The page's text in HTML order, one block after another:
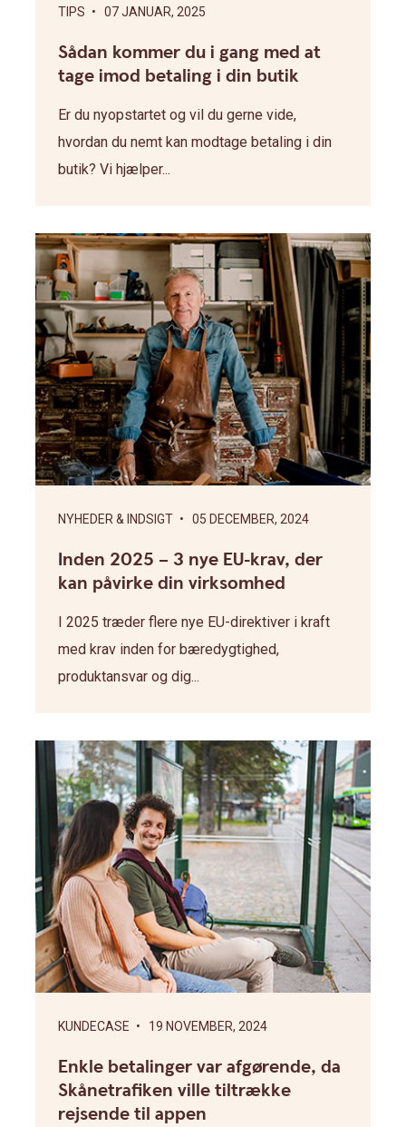
TIPS • 07 JANUAR, 2025
Sådan kommer du i gang med at
tage imod betaling i din butik
Er du nyopstartet og vil du gerne vide,
hvordan du nemt kan modtage betaling i din
butik? Vi hjælper...
NYHEDER & INDSIGT • 05 DECEMBER, 2024
Inden 2025 – 3 nye EU-krav, der
kan påvirke din virksomhed
I 2025 træder flere nye EU-direktiver i kraft
med krav inden for bæredygtighed,
produktansvar og dig...
KUNDECASE • 19 NOVEMBER, 2024
Enkle betalinger var afgørende, da
Skånetrafiken ville tiltrække
rejsende til appen